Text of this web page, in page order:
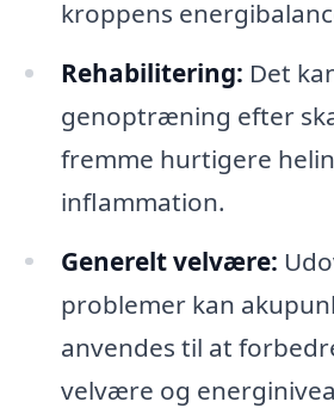
kroppens
Rehabilitering: Det
genoptræning efter
fremme hurtigere
inflammation.
Generelt velvære:
problemer kan
anvendes til at
velvære og